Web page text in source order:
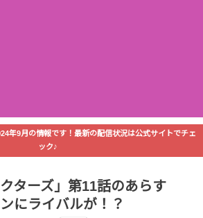
年9月の情報です！最新の配信状況は公式サイトでチェ
ック♪
ターズ」第11話のあらす
にライバルが！？